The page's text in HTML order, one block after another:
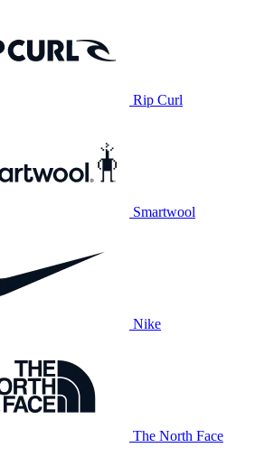
Rip Curl
Smartwool
Nike
The North Face